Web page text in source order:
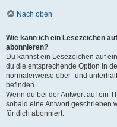
Nach oben
Wie kann ich ein Lesezeichen
abonnieren?
Du kannst ein Lesezeichen auf
du die entsprechende Option in
normalerweise ober- und
befinden.
Wenn du bei der Antwort auf ein
sobald eine Antwort geschrieben
für dich abonniert.